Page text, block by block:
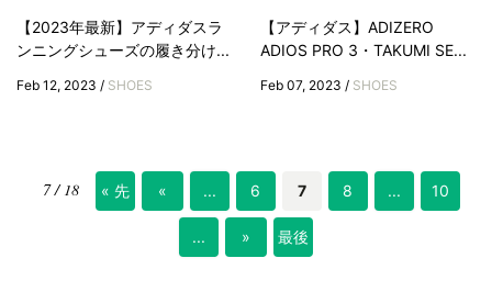
【2023年最新】アディダスラ
ンニングシューズの履き分け...
Feb 12, 2023 / SHOES
【アディダス】ADIZERO
ADIOS PRO 3・TAKUMI SE...
Feb 07, 2023 / SHOES
7 / 18 « 先 « ... 6 7 8 ... 10
... » 最後